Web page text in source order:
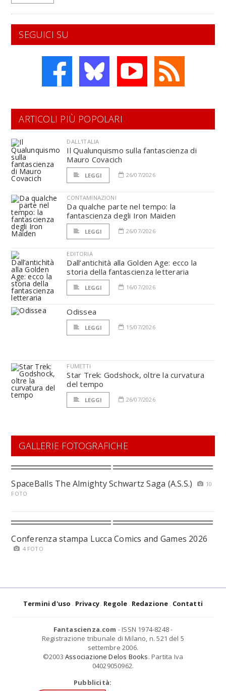
SEGUICI SU
ARTICOLI PIÙ POPOLARI
DALL'ITALIA
Il Qualunquismo sulla fantascienza di
Mauro Covacich
LEGGI 26/07/2026
CONTAMINAZIONI
Da qualche parte nel tempo: la
fantascienza degli Iron Maiden
LEGGI 26/07/2026
EDITORIA
Dall’antichità alla Golden Age: ecco la
storia della fantascienza letteraria
LEGGI 16/07/2026
Odissea
LEGGI 15/07/2026
FUMETTI
Star Trek: Godshock, oltre la curvatura
del tempo
LEGGI 26/07/2026
GALLERIE FOTOGRAFICHE
SpaceBalls The Almighty Schwartz Saga (A.S.S.)
10
FOTO
Conferenza stampa Lucca Comics and Games 2026
4 FOTO
Termini d'uso Privacy Regole Redazione Contatti
Fantascienza.com - ISSN 1974-8248 -
Registrazione tribunale di Milano, n. 521 del 5
settembre 2006.
©2003 Associazione Delos Books. Partita Iva
04029050962.
Pubblicità: